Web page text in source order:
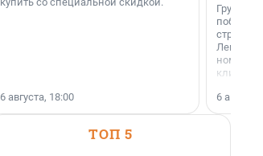
6 августа, 18:00
Группа
области».
6
ТОП 5